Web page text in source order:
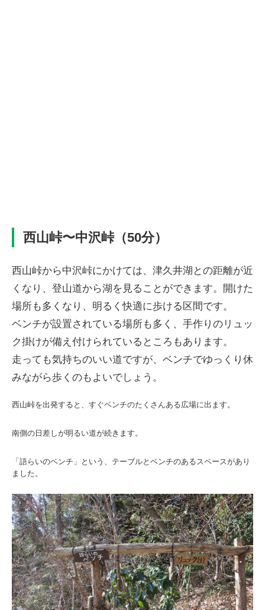
西山峠〜中沢峠（50分）
西山峠から中沢峠にかけては、津久井湖との距離が近
くなり、登山道から湖を見ることができます。開けた
場所も多くなり、明るく快適に歩ける区間です。
ベンチが設置されている場所も多く、手作りのリュッ
ク掛けが備え付けられているところもあります。
走っても気持ちのいい道ですが、ベンチでゆっくり休
みながら歩くのもよいでしょう。
西山峠を出発すると、すぐベンチのたくさんある広場に出ます。
南側の日差しが明るい道が続きます。
「語らいのベンチ」という、テーブルとベンチのあるスペースがあり
ました。